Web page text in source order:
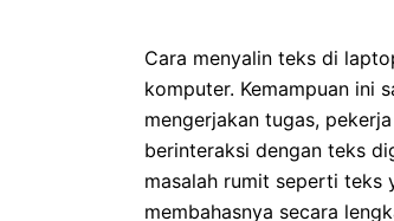
Cara menyalin teks di
komputer. Kemampuan ini
mengerjakan tugas,
berinteraksi dengan teks
masalah rumit seperti teks
membahasnya secara